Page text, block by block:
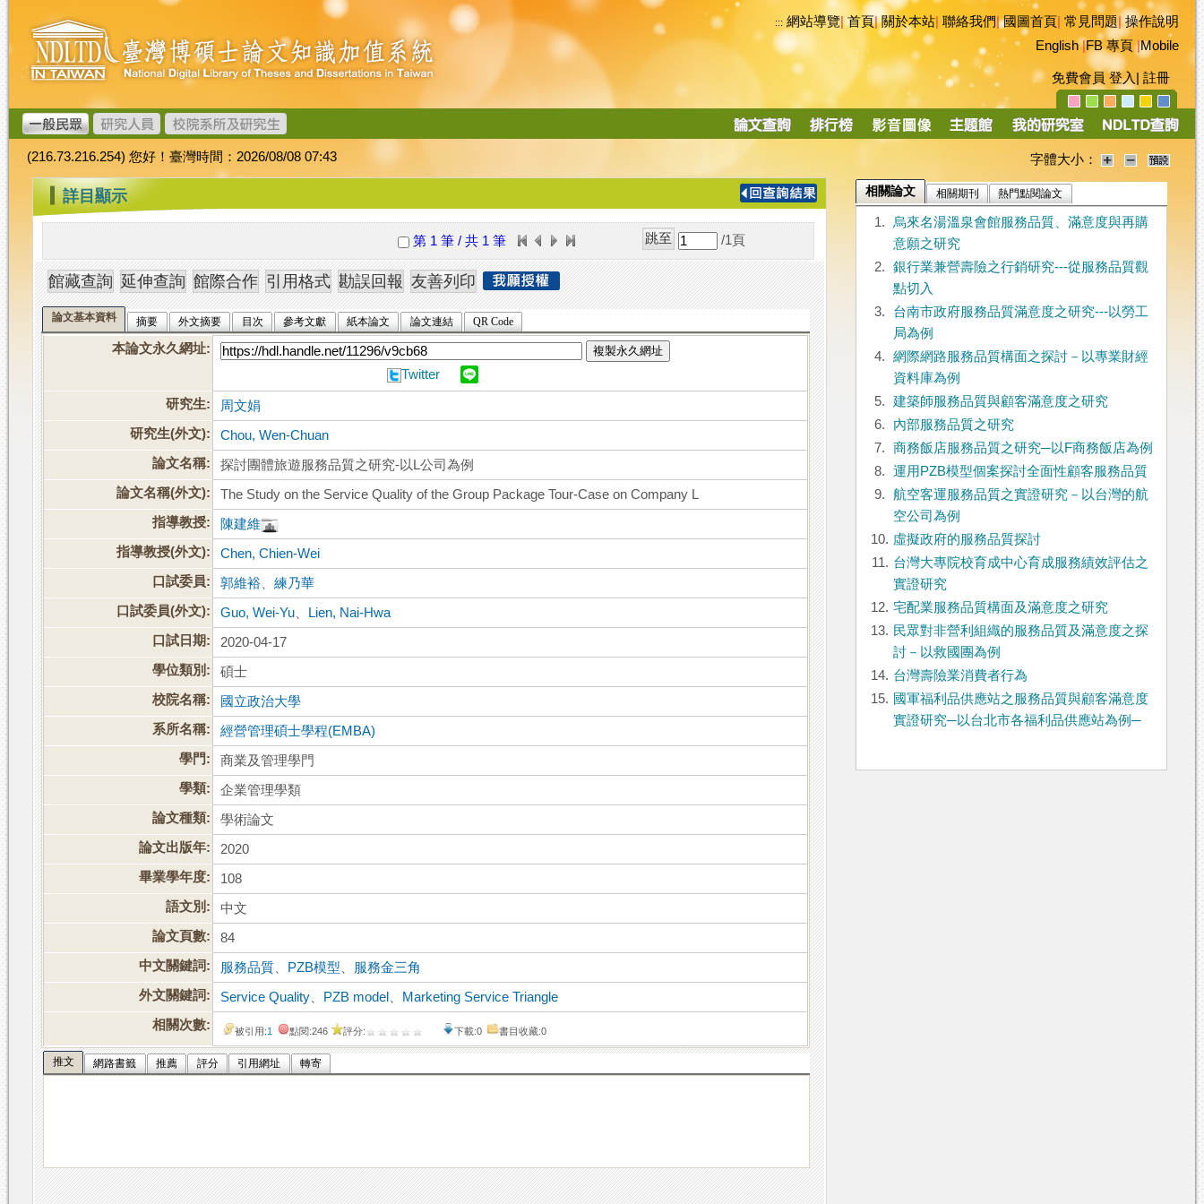
跳
到
主
要
內
容
臺
灣
博
碩
士
論
文
加
值
系
統
::: 網站導覽|首頁|關於本站 聯絡我們|國圖首頁 常見問題|操作說明
English|FB 專頁|Mobile
免費會員 登入 註冊
導
(216.73.216.254) 您好！臺灣時間：2026/08/08 07:43 字體大小：
::: 詳目顯示
第 1 筆 / 共 1 筆 /1 頁
論文基本資料 摘要 外文摘要 目次 參考文獻 紙本論文 論文連結 QR Code
本論文永久網址: 複製永久網址
Twitter
研究生:
周文娟
研究生(外文):
Chou, Wen-Chuan
論文名稱:
探討團體旅遊服務品質之研究-以L公司為例
論文名稱(外文):
The Study on the Service Quality of the Group Package Tour-Case on Company L
指導教授:
陳建維
指導教授(外文):
Chen, Chien-Wei
口試委員:
郭維裕 、練乃華
口試委員(外文):
Guo, Wei-Yu
Lien, Nai-Hwa
口試日期:
2020-04-17
學位類別:
碩士
校院名稱:
國立政治大學
系所名稱:
經營管理碩士學程(EMBA)
學門:
商業及管理學門
學類:
企業管理學類
論文種類:
學術論文
論文出版年:
2020
畢業學年度:
108
語文別:
中文
論文頁數:
84
中文關鍵詞:
服務品質 PZB模型
服務金三角
外文關鍵詞:
Service Quality PZB model
Marketing Service Triangle
相關次數:
被引用:1 點閱:246 評分: 下載:0 書目收藏:0
推文 網路書籤 推薦 評分 引用網址 轉寄
相關論文 相關期刊 熱門點閱論文
1.
烏來名湯溫泉會館服務品質、滿意度與再購
意願之研究
2.
銀行業兼營壽險之行銷研究---從服務品質觀
點切入
3.
台南市政府服務品質滿意度之研究---以勞工
局為例
4.
網際網路服務品質構面之探討－以專業財經
資料庫為例
5.
建築師服務品質與顧客滿意度之研究
6.
內部服務品質之研究
7.
商務飯店服務品質之研究─以F商務飯店為例
8.
運用PZB模型個案探討全面性顧客服務品質
9.
航空客運服務品質之實證研究－以台灣的航
空公司為例
10. 虛擬政府的服務品質探討
11. 台灣大專院校育成中心育成服務績效評估之
實證研究
12. 宅配業服務品質構面及滿意度之研究
13. 民眾對非營利組織的服務品質及滿意度之探
討－以救國團為例
14. 台灣壽險業消費者行為
15. 國軍福利品供應站之服務品質與顧客滿意度
實證研究─以台北市各福利品供應站為例─